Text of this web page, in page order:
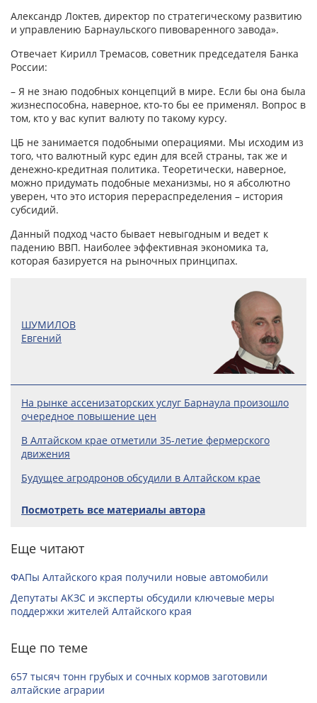
Александр Локтев, директор по стратегическому развитию
и управлению Барнаульского пивоваренного завода».
Отвечает Кирилл Тремасов, советник председателя Банка
России:
– Я не знаю подобных концепций в мире. Если бы она была
жизнеспособна, наверное, кто-то бы ее применял. Вопрос в
том, кто у вас купит валюту по такому курсу.
ЦБ не занимается подобными операциями. Мы исходим из
того, что валютный курс един для всей страны, так же и
денежно-кредитная политика. Теоретически, наверное,
можно придумать подобные механизмы, но я абсолютно
уверен, что это история перераспределения – история
субсидий.
Данный подход часто бывает невыгодным и ведет к
падению ВВП. Наиболее эффективная экономика та,
которая базируется на рыночных принципах.
ШУМИЛОВ
Евгений
На рынке ассенизаторских услуг Барнаула произошло
очередное повышение цен
В Алтайском крае отметили 35-летие фермерского
движения
Будущее агродронов обсудили в Алтайском крае
Посмотреть все материалы автора
Еще читают
ФАПы Алтайского края получили новые автомобили
Депутаты АКЗС и эксперты обсудили ключевые меры
поддержки жителей Алтайского края
Еще по теме
657 тысяч тонн грубых и сочных кормов заготовили
алтайские аграрии